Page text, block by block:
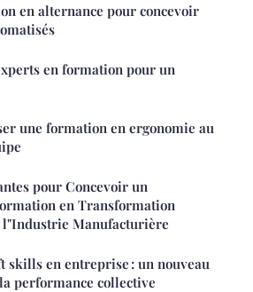
en alternance pour concevoir
en formation pour un
une formation en ergonomie au
pour Concevoir un
en Transformation
Manufacturière
skills en entreprise : un nouveau
performance collective